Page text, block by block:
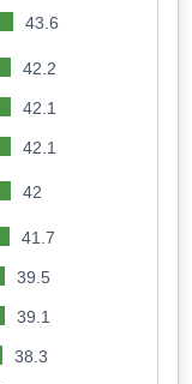
43.6
42.2
42.1
42.1
42
41.7
39.5
39.1
38.3